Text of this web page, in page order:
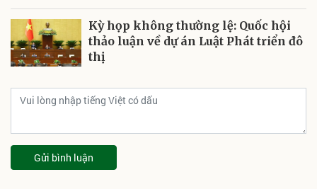
Kỳ họp không thường lệ: Quốc hội
thảo luận về dự án Luật Phát triển đô
thị
Gửi bình luận